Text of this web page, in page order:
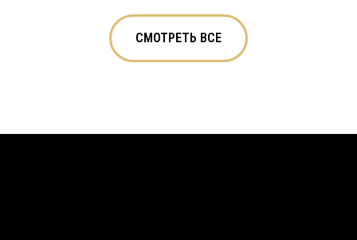
СМОТРЕТЬ ВСЕ